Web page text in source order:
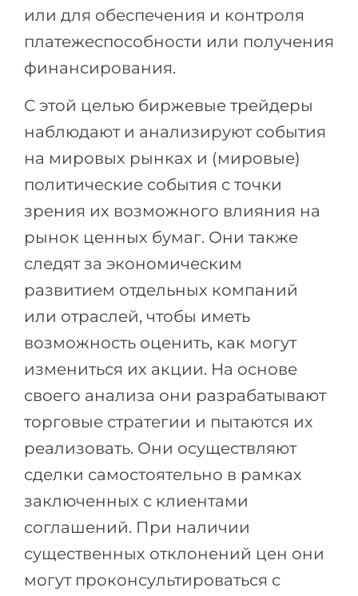
Тест RIASEC
Успехна
100%
Наши студенты успешно поступают
КОНСУЛЬТАЦИЯ!
Казахстан
Азербайджан
Беларусь
Другая страна
ЗАПИСАТЬСЯ НА КОНСУЛЬТАЦИЮ
или для обеспечения и контроля
платежеспособности или получения
финансирования.
С этой целью биржевые трейдеры
наблюдают и анализируют события
на мировых рынках и (мировые)
политические события с точки
зрения их возможного влияния на
рынок ценных бумаг. Они также
следят за экономическим
развитием отдельных компаний
или отраслей, чтобы иметь
возможность оценить, как могут
измениться их акции. На основе
своего анализа они разрабатывают
торговые стратегии и пытаются их
реализовать. Они осуществляют
сделки самостоятельно в рамках
заключенных с клиентами
соглашений. При наличии
существенных отклонений цен они
могут проконсультироваться с